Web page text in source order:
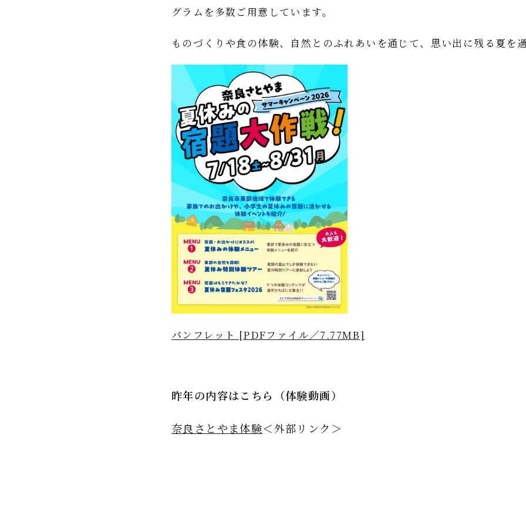
グラムを多数ご用意しています。
ものづくりや食の体験、自然とのふれあいを通じて、思い出に残る夏を
パンフレット [PDFファイル／7.77MB]
昨年の内容はこちら（体験動画）
奈良さとやま体験＜外部リンク＞